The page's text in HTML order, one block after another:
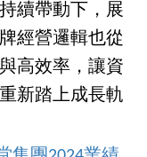
續帶動下，展
經營邏輯也從
高效率，讓資
新踏上成長軌